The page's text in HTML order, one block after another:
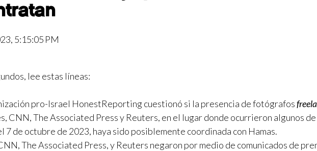
5:15:05 PM
lee estas líneas:
pro-Israel HonestReporting cuestionó si la presencia de fotógrafos
CNN, The Associated Press y Reuters, en el lugar donde ocurrieron algunos
7 de octubre de 2023, haya sido posiblemente coordinada con Hamas.
The Associated Press, y Reuters negaron por medio de comunicados de